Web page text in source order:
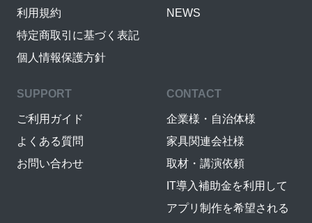
利用規約
特定商取引に基づく表記
個人情報保護方針
NEWS
SUPPORT
ご利用ガイド
よくある質問
お問い合わせ
CONTACT
企業様・自治体様
家具関連会社様
取材・講演依頼
IT導入補助金を利用して
アプリ制作を希望される